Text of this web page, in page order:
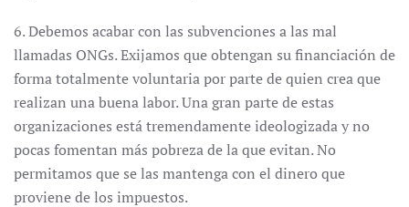
6. Debemos acabar con las subvenciones a las mal
llamadas ONGs. Exijamos que obtengan su financiación de
forma totalmente voluntaria por parte de quien crea que
realizan una buena labor. Una gran parte de estas
organizaciones está tremendamente ideologizada y no
pocas fomentan más pobreza de la que evitan. No
permitamos que se las mantenga con el dinero que
proviene de los impuestos.